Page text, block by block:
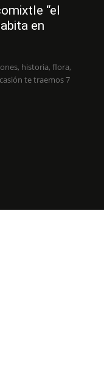
“el
en
historia, flora,
te traemos 7